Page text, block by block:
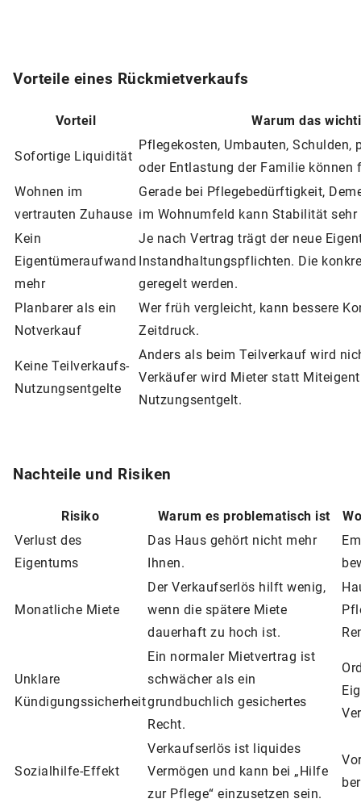
Vorteile eines Rückmietverkaufs
Vorteil Warum das
Sofortige Liquidität
Pflegekosten, Umbauten,
oder Entlastung der Familie können
Wohnen im
vertrauten Zuhause
Gerade bei Pflegebedürftigkeit,
im Wohnumfeld kann Stabilität
Kein
Eigentümeraufwand
mehr
Je nach Vertrag trägt der neue
Instandhaltungspflichten. Die
geregelt werden.
Planbarer als ein
Notverkauf
Wer früh vergleicht, kann bessere
Zeitdruck.
Keine Teilverkaufs-
Nutzungsentgelte
Anders als beim Teilverkauf wird
Verkäufer wird Mieter statt
Nutzungsentgelt.
Nachteile und Risiken
Risiko Warum es problematisch ist
Verlust des
Eigentums
Das Haus gehört nicht mehr
Ihnen.
Monatliche Miete
Der Verkaufserlös hilft wenig,
wenn die spätere Miete
dauerhaft zu hoch ist.
Unklare
Kündigungssicherheit
Ein normaler Mietvertrag ist
schwächer als ein
grundbuchlich gesichertes
Recht.
Sozialhilfe-Effekt
Verkaufserlös ist liquides
Vermögen und kann bei „Hilfe
zur Pflege“ einzusetzen sein.